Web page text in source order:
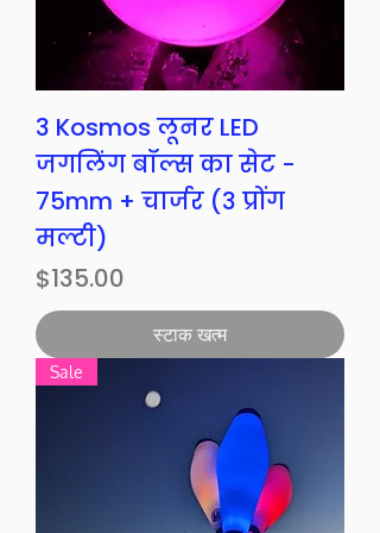
3 Kosmos लूनर LED
जगलिंग बॉल्स का सेट -
75mm + चार्जर (3 प्रोंग
मल्टी)
मूल्य
$135.00
स्टाक खत्म
Sale